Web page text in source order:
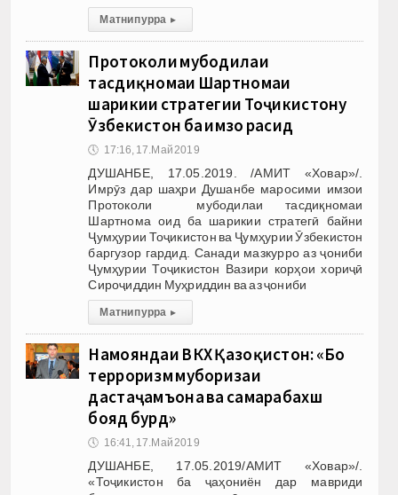
Матни пурра ▸
Протоколи мубодилаи
тасдиқномаи Шартномаи
шарикии стратегии Тоҷикистону
Ӯзбекистон ба имзо расид
🕔 17:16, 17.Май 2019
ДУШАНБЕ, 17.05.2019. /АМИТ «Ховар»/.
Имрӯз дар шаҳри Душанбе маросими имзои
Протоколи мубодилаи тасдиқномаи
Шартнома оид ба шарикии стратегӣ байни
Ҷумҳурии Тоҷикистон ва Ҷумҳурии Ӯзбекистон
баргузор гардид. Санади мазкурро аз ҷониби
Ҷумҳурии Тоҷикистон Вазири корҳои хориҷӣ
Сироҷиддин Муҳриддин ва аз ҷониби
Матни пурра ▸
Намояндаи ВКХ Қазоқистон: «Бо
терроризм муборизаи
дастаҷамъона ва самарабахш
бояд бурд»
🕔 16:41, 17.Май 2019
ДУШАНБЕ, 17.05.2019/АМИТ «Ховар»/.
«Тоҷикистон ба ҷаҳониён дар мавриди